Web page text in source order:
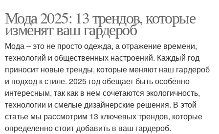
Мода 2025: 13 трендов, которые
изменят ваш гардероб
Мода – это не просто одежда, а отражение времени,
технологий и общественных настроений. Каждый год
приносит новые тренды, которые меняют наш гардероб
и подход к стиле. 2025 год обещает быть особенно
интересным, так как в нем сочетаются экологичность,
технологии и смелые дизайнерские решения. В этой
статье мы рассмотрим 13 ключевых трендов, которые
определенно стоит добавить в ваш гардероб.